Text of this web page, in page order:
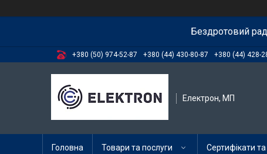
Бездротовий
+380 (50) 974-52-87 +380 (44) 430-80-87 +380 (44) 428-
Електрон, МП
Головна Товари та послуги Сертифікати та